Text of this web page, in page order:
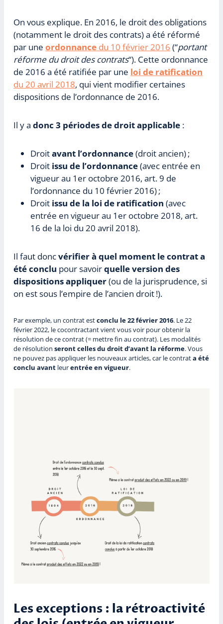
On vous explique. En 2016, le droit des obligations
(notamment le droit des contrats) a été réformé
par uneordonnance du 10 février 2016 (“portant
réforme du droit des contrats“). Cette ordonnance
de 2016 a été ratifiée par une loi de ratification
du 20 avril 2018, qui vient modifier certaines
dispositions de l’ordonnance de 2016.
Il y adonc 3 périodes de droit applicable :
Droitavant l’ordonnance(droit ancien) ;
Droit issu de l’ordonnance(avec entrée en
vigueur au 1er octobre 2016, art. 9 de
l’ordonnance du 10 février 2016) ;
Droit issu de la loi de ratification (avec
entrée en vigueur au 1er octobre 2018, art.
16 de la loi du 20 avril 2018).
Il faut doncvérifier à quel moment le contrat a
étéconclu pour savoirquelle version des
dispositions appliquer(ou de la jurisprudence, si
on est sous l’empire de l’ancien droit !).
Par exemple, un contrat estconclu le 22 février 2016. Le 22
février 2022, le cocontractant vient vous voir pour obtenir la
résolution de ce contrat (= mettre fin au contrat). Les modalités
de résolutionseront celles du droit d’avant la réforme. Vous
ne pouvez pas appliquer les nouveaux articles, car le contrata été
concluavant leurentrée en vigueur.
Les exceptions : la rétroactivité